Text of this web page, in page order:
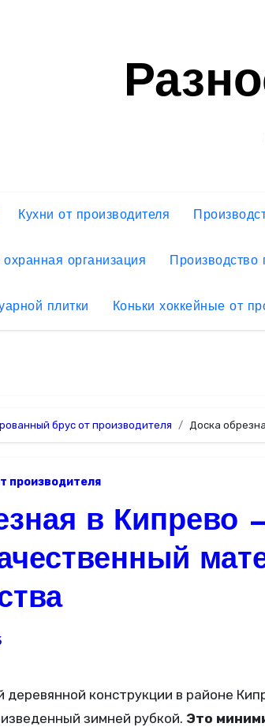
Кухни от производителя
охранная организация
плитки Коньки хоккейные от
брус от производителя Доска
производителя
в Кипрево
зимней рубкой. Это